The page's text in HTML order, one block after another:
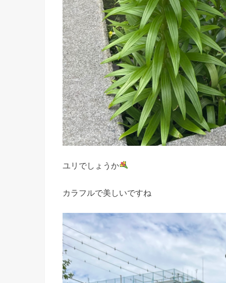
ユリでしょうか
カラフルで美しいですね